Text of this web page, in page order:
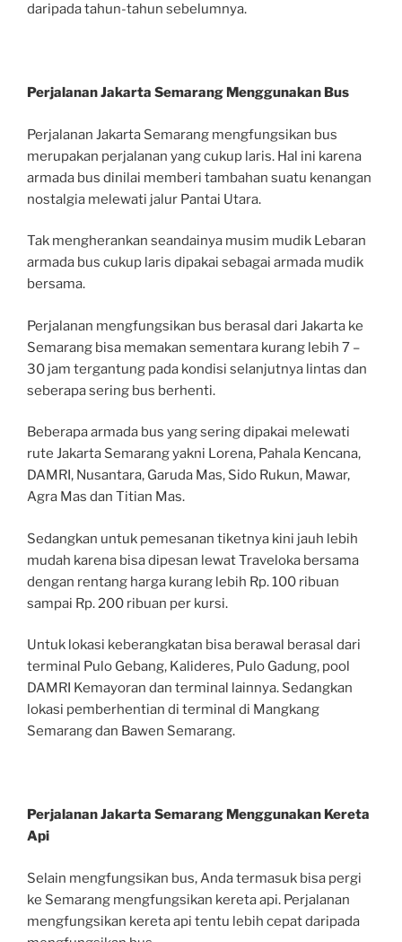
daripada tahun-tahun sebelumnya.
Perjalanan Jakarta Semarang Menggunakan Bus
Perjalanan Jakarta Semarang mengfungsikan bus
merupakan perjalanan yang cukup laris. Hal ini karena
armada bus dinilai memberi tambahan suatu kenangan
nostalgia melewati jalur Pantai Utara.
Tak mengherankan seandainya musim mudik Lebaran
armada bus cukup laris dipakai sebagai armada mudik
bersama.
Perjalanan mengfungsikan bus berasal dari Jakarta ke
Semarang bisa memakan sementara kurang lebih 7 –
30 jam tergantung pada kondisi selanjutnya lintas dan
seberapa sering bus berhenti.
Beberapa armada bus yang sering dipakai melewati
rute Jakarta Semarang yakni Lorena, Pahala Kencana,
DAMRI, Nusantara, Garuda Mas, Sido Rukun, Mawar,
Agra Mas dan Titian Mas.
Sedangkan untuk pemesanan tiketnya kini jauh lebih
mudah karena bisa dipesan lewat Traveloka bersama
dengan rentang harga kurang lebih Rp. 100 ribuan
sampai Rp. 200 ribuan per kursi.
Untuk lokasi keberangkatan bisa berawal berasal dari
terminal Pulo Gebang, Kalideres, Pulo Gadung, pool
DAMRI Kemayoran dan terminal lainnya. Sedangkan
lokasi pemberhentian di terminal di Mangkang
Semarang dan Bawen Semarang.
Perjalanan Jakarta Semarang Menggunakan Kereta
Api
Selain mengfungsikan bus, Anda termasuk bisa pergi
ke Semarang mengfungsikan kereta api. Perjalanan
mengfungsikan kereta api tentu lebih cepat daripada